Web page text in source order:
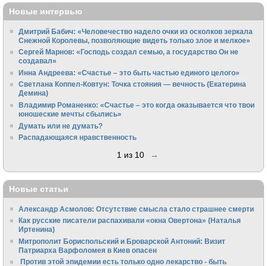
Новые интервью
Дмитрий Бабич: «Человечество надело очки из осколков зеркала
Снежной Королевы, позволяющие видеть только злое и мелкое»
Сергей Марнов: «Господь создал семью, а государство Он не
создавал»
Инна Андреева: «Счастье – это быть частью единого целого»
Светлана Коппел-Ковтун: Точка стояния — вечность (Екатерина
Демина)
Владимир Романенко: «Счастье – это когда оказывается что твои
юношеские мечты сбылись»
Думать или не думать?
Распадающаяся нравственность
1 из 10 →
Новые статьи
Александр Асмолов: Отсутствие смысла стало страшнее смерти
Как русские писатели распахивали «окна Овертона» (Наталья
Иртенина)
Митрополит Бориспольский и Броварской Антоний: Визит
Патриарха Варфоломея в Киев опасен
Против этой эпидемии есть только одно лекарство - быть